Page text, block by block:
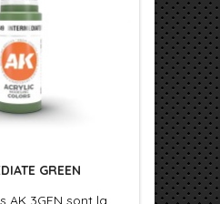
GREEN
AK 3GEN sont la
Les